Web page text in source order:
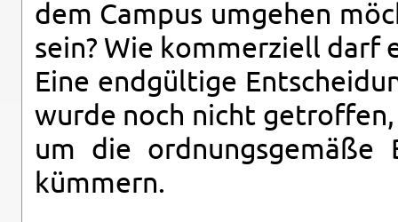
dem Cam­pus um­ge­hen
sein? Wie kom­mer­zi­ell darf
Eine end­gül­ti­ge
wurde noch nicht
um die ord­nungs­ge­mä­ße
küm­mern.